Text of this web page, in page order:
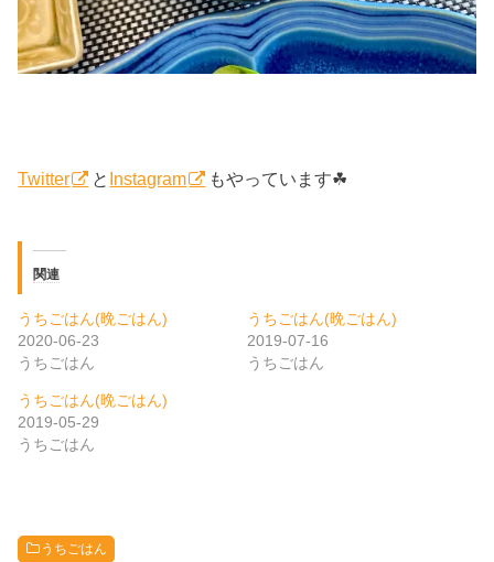
Twitter と Instagram もやっています☘
関連
うちごはん(晩ごはん)
2020-06-23
うちごはん
うちごはん(晩ごはん)
2019-07-16
うちごはん
うちごはん(晩ごはん)
2019-05-29
うちごはん
うちごはん